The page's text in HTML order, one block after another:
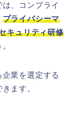
、コンプライ
プライバシーマ
キュリティ研修
業を選定する
ます。